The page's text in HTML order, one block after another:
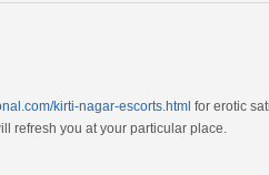
kirti-nagar-escorts.html for erotic
refresh you at your particular place.